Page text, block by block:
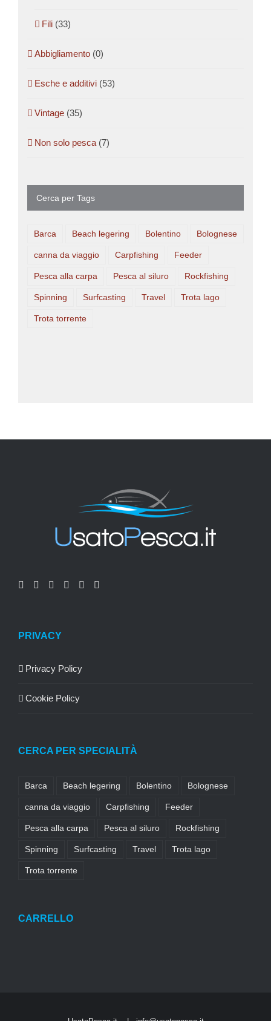
Fili (33)
Abbigliamento (0)
Esche e additivi (53)
Vintage (35)
Non solo pesca (7)
Cerca per Tags
Barca Beach legering Bolentino Bolognese
canna da viaggio Carpfishing Feeder
Pesca alla carpa Pesca al siluro Rockfishing
Spinning Surfcasting Travel Trota lago
Trota torrente
PRIVACY
Privacy Policy
Cookie Policy
CERCA PER SPECIALITÀ
Barca Beach legering Bolentino Bolognese
canna da viaggio Carpfishing Feeder
Pesca alla carpa Pesca al siluro Rockfishing
Spinning Surfcasting Travel Trota lago
Trota torrente
CARRELLO